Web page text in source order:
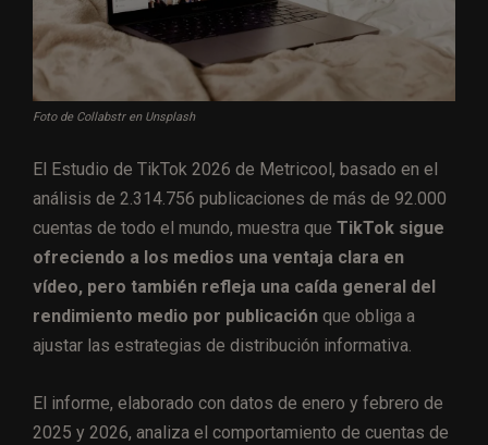
Foto de Collabstr en Unsplash
El Estudio de TikTok 2026 de Metricool, basado en el
análisis de 2.314.756 publicaciones de más de 92.000
cuentas de todo el mundo, muestra que TikTok sigue
ofreciendo a los medios una ventaja clara en
vídeo, pero también refleja una caída general del
rendimiento medio por publicación que obliga a
ajustar las estrategias de distribución informativa.
El informe, elaborado con datos de enero y febrero de
2025 y 2026, analiza el comportamiento de cuentas de